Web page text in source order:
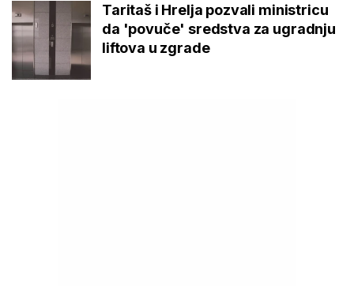
Taritaš i Hrelja pozvali ministricu
da 'povuče' sredstva za ugradnju
liftova u zgrade